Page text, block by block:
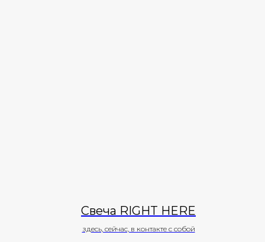
Свеча RIGHT HERE
здесь, сейчас, в контакте с собой